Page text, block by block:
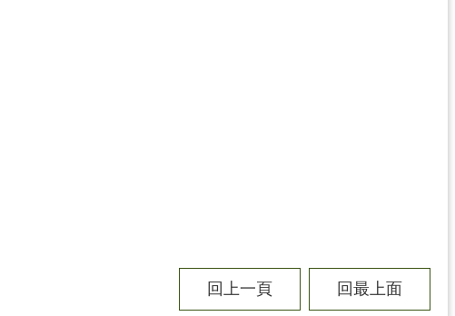
回上一頁 回最上面